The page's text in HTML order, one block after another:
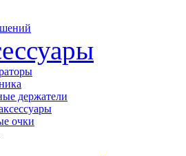
держатели
очки